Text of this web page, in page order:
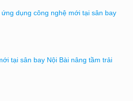
dụng công nghệ mới tại sân bay
tại sân bay Nội Bài nâng tầm trải